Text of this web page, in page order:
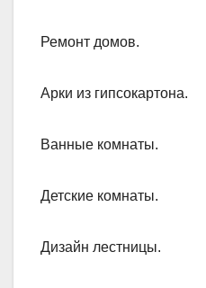
Ремонт домов.
Арки из гипсокартона.
Ванные комнаты.
Детские комнаты.
Дизайн лестницы.